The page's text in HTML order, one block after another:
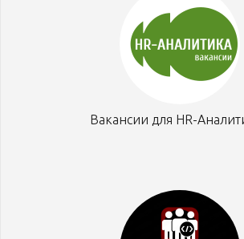
Вакансии для HR-